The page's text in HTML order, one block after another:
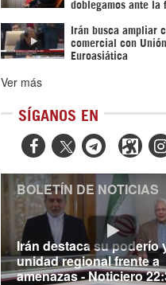
doblegamos ante la
Irán busca ampliar
comercial con
Euroasiática
Ver más
SÍGANOS EN
 
Irán destaca su poderío
unidad regional frente a
amenazas - Noticiero
BOLETÍN DE NOTICIAS